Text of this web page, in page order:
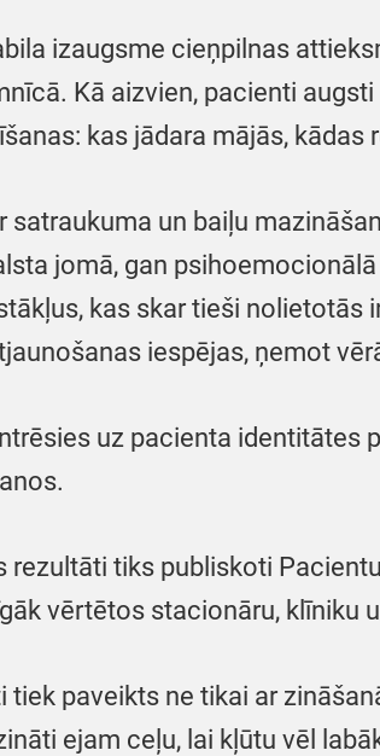
izaugsme cieņpilnas
Kā aizvien, pacienti
kas jādara mājās,
un baiļu
jomā, gan
kas skar tieši nolietotās
iespējas, ņemot
uz pacienta identitātes
tiks publiskoti
vērtētos stacionāru, klīniku
tiek paveikts ne tikai ar
ejam ceļu, lai kļūtu vēl